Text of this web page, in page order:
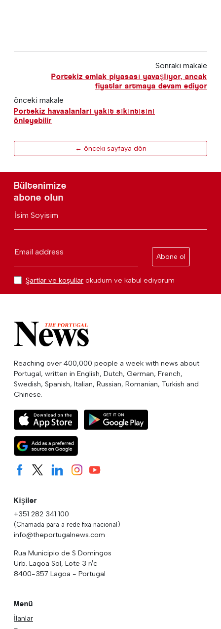
Sonraki makale
Portekiz emlak piyasası yavaşlıyor, ancak
fiyatlar artmaya devam ediyor
önceki makale
Portekiz havaalanları yakıt sıkıntısını
önleyebilir
← önceki sayfaya dön
Bültenimize
abone olun
İsim Soyisim
Email address
Abone ol
Şartlar ve koşullar okudum ve kabul ediyorum
Reaching over 400,000 people a week with news about
Portugal, written in English, Dutch, German, French,
Swedish, Spanish, Italian, Russian, Romanian, Turkish and
Chinese.
Kişiler
+351 282 341 100
(Chamada para a rede fixa nacional)
info@theportugalnews.com
Rua Municipio de S Domingos
Urb. Lagoa Sol, Lote 3 r/c
8400-357 Lagoa - Portugal
Menü
İlanlar